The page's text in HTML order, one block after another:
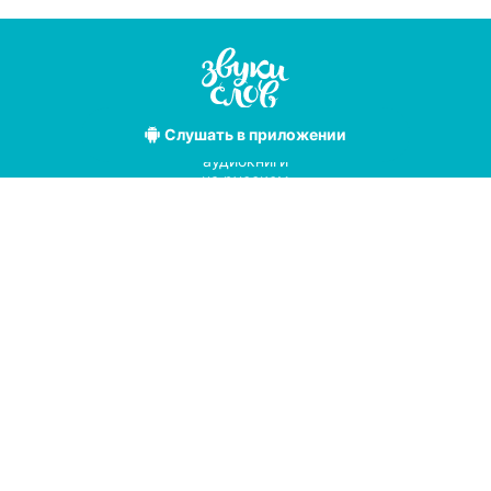
Слушатьв приложении
Лучшие
аудиокниги
на русском